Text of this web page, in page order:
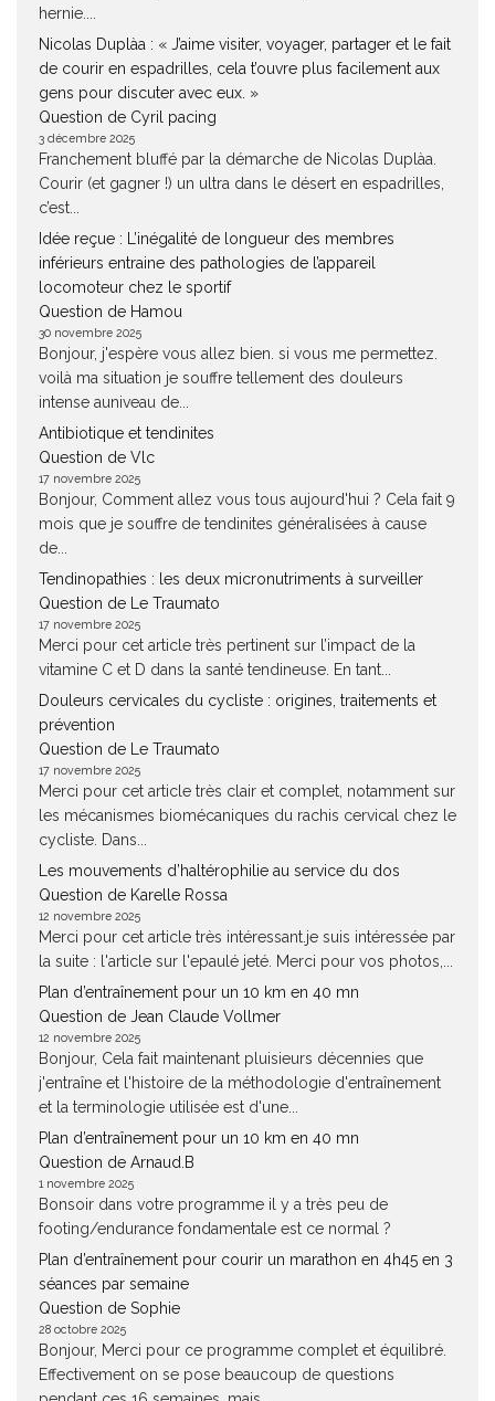
hernie....
Nicolas Duplàa : « J’aime visiter, voyager, partager et le fait
de courir en espadrilles, cela t’ouvre plus facilement aux
gens pour discuter avec eux. »
Question de Cyril pacing
3 décembre 2025
Franchement bluffé par la démarche de Nicolas Duplàa.
Courir (et gagner !) un ultra dans le désert en espadrilles,
c’est...
Idée reçue : L’inégalité de longueur des membres
inférieurs entraine des pathologies de l’appareil
locomoteur chez le sportif
Question de Hamou
30 novembre 2025
Bonjour, j'espère vous allez bien. si vous me permettez.
voilà ma situation je souffre tellement des douleurs
intense auniveau de...
Antibiotique et tendinites
Question de Vlc
17 novembre 2025
Bonjour, Comment allez vous tous aujourd'hui ? Cela fait 9
mois que je souffre de tendinites généralisées à cause
de...
Tendinopathies : les deux micronutriments à surveiller
Question de Le Traumato
17 novembre 2025
Merci pour cet article très pertinent sur l’impact de la
vitamine C et D dans la santé tendineuse. En tant...
Douleurs cervicales du cycliste : origines, traitements et
prévention
Question de Le Traumato
17 novembre 2025
Merci pour cet article très clair et complet, notamment sur
les mécanismes biomécaniques du rachis cervical chez le
cycliste. Dans...
Les mouvements d’haltérophilie au service du dos
Question de Karelle Rossa
12 novembre 2025
Merci pour cet article très intéressant.je suis intéressée par
la suite : l'article sur l'epaulé jeté. Merci pour vos photos,...
Plan d’entraînement pour un 10 km en 40 mn
Question de Jean Claude Vollmer
12 novembre 2025
Bonjour, Cela fait maintenant pluisieurs décennies que
j'entraîne et l'histoire de la méthodologie d'entraînement
et la terminologie utilisée est d'une...
Plan d’entraînement pour un 10 km en 40 mn
Question de Arnaud.B
1 novembre 2025
Bonsoir dans votre programme il y a très peu de
footing/endurance fondamentale est ce normal ?
Plan d’entraînement pour courir un marathon en 4h45 en 3
séances par semaine
Question de Sophie
28 octobre 2025
Bonjour, Merci pour ce programme complet et équilibré.
Effectivement on se pose beaucoup de questions